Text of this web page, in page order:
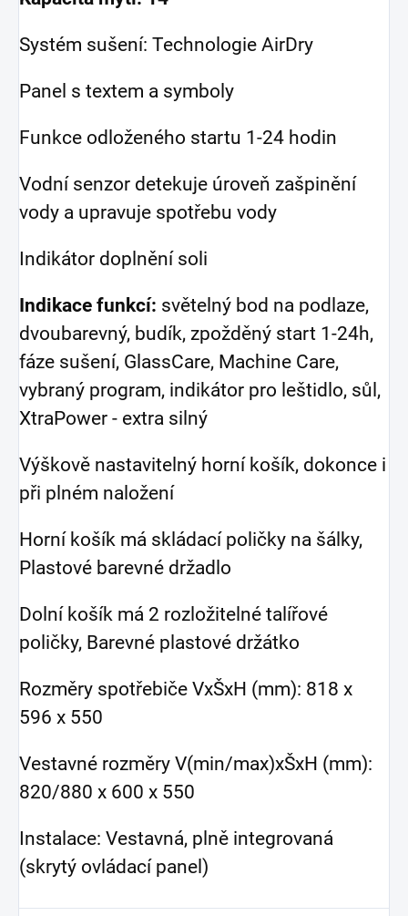
Systém sušení: Technologie AirDry
Panel s textem a symboly
Funkce odloženého startu 1-24 hodin
Vodní senzor detekuje úroveň zašpinění
vody a upravuje spotřebu vody
Indikátor doplnění soli
Indikace funkcí: světelný bod na podlaze,
dvoubarevný, budík, zpožděný start 1-24h,
fáze sušení, GlassCare, Machine Care,
vybraný program, indikátor pro leštidlo, sůl,
XtraPower - extra silný
Výškově nastavitelný horní košík, dokonce i
při plném naložení
Horní košík má skládací poličky na šálky,
Plastové barevné držadlo
Dolní košík má 2 rozložitelné talířové
poličky, Barevné plastové držátko
Rozměry spotřebiče VxŠxH (mm): 818 x
596 x 550
Vestavné rozměry V(min/max)xŠxH (mm):
820/880 x 600 x 550
Instalace: Vestavná, plně integrovaná
(skrytý ovládací panel)